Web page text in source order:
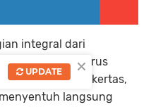
integral dari
Refleksi ini harus
evaluasi di atas kertas,
langsung
×
UPDATE